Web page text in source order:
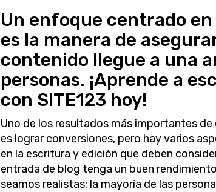
Un enfoque centrado
es la manera de
contenido llegue a una
personas. ¡Aprende a
con SITE123 hoy!
Uno de los resultados más importantes
es lograr conversiones, pero hay varios
en la escritura y edición que deben
entrada de blog tenga un buen
seamos realistas: la mayoría de las